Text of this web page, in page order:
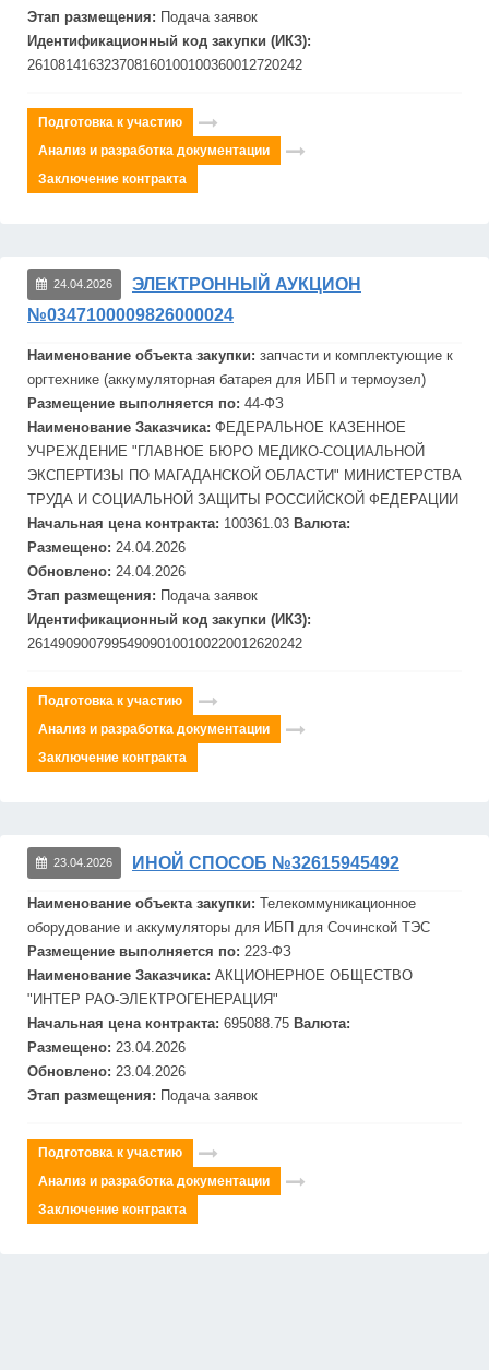
Этап размещения: Подача заявок
Идентификационный код закупки (ИКЗ):
261081416323708160100100360012720242
Подготовка к участию
Анализ и разработка документации
Заключение контракта
24.04.2026
ЭЛЕКТРОННЫЙ АУКЦИОН
№0347100009826000024
Наименование объекта закупки: запчасти и комплектующие к
оргтехнике (аккумуляторная батарея для ИБП и термоузел)
Размещение выполняется по: 44-ФЗ
Наименование Заказчика: ФЕДЕРАЛЬНОЕ КАЗЕННОЕ
УЧРЕЖДЕНИЕ "ГЛАВНОЕ БЮРО МЕДИКО-СОЦИАЛЬНОЙ
ЭКСПЕРТИЗЫ ПО МАГАДАНСКОЙ ОБЛАСТИ" МИНИСТЕРСТВА
ТРУДА И СОЦИАЛЬНОЙ ЗАЩИТЫ РОССИЙСКОЙ ФЕДЕРАЦИИ
Начальная цена контракта: 100361.03 Валюта:
Размещено: 24.04.2026
Обновлено: 24.04.2026
Этап размещения: Подача заявок
Идентификационный код закупки (ИКЗ):
261490900799549090100100220012620242
Подготовка к участию
Анализ и разработка документации
Заключение контракта
23.04.2026 ИНОЙ СПОСОБ №32615945492
Наименование объекта закупки: Телекоммуникационное
оборудование и аккумуляторы для ИБП для Сочинской ТЭС
Размещение выполняется по: 223-ФЗ
Наименование Заказчика: АКЦИОНЕРНОЕ ОБЩЕСТВО
"ИНТЕР РАО-ЭЛЕКТРОГЕНЕРАЦИЯ"
Начальная цена контракта: 695088.75 Валюта:
Размещено: 23.04.2026
Обновлено: 23.04.2026
Этап размещения: Подача заявок
Подготовка к участию
Анализ и разработка документации
Заключение контракта